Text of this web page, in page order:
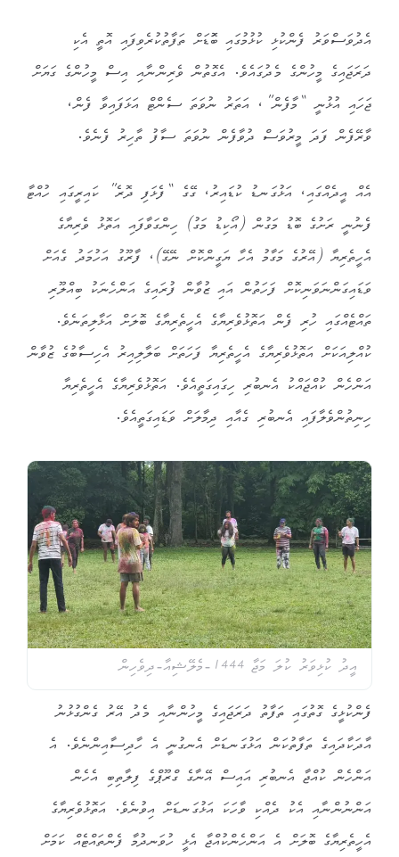
އެދުވަސްވަރު ފެންކުޅި ކުޅުމުގައި ބަޮޑަށް ތަފާތުކުރެވިފައި އޮތީ އެކި
ދަރަޖައިގެ މީހުންގެ މެދުގައެވެ. އެގޮތުން ވެރިންނާއި އިސް މީހުންގެ ގަޔަށް
ޖަހައި އުޅުނީ “މާފެން”، އަތަރު ނުވަތަ ސެންޓް އަޅަފައިވާ ފެން،
ވާރޭފެން ފަދަ މީރުވަސް ދުވާފެން ނުވަތަ ސާފު ތާހިރު ފެނެވެ.
އެއް އީދެއްގައި، އަޅުގަނޑު ކުޑައިރު، ގޭގެ “ފެޅަފި ދޮރެ” ކައިރީގައި ހުއްޓާ
ފެނުނީ ރަށުގެ ބޮޑު މަގުން (އޯކިޑު މަގު) ހިންގަވާފައި އަތޮޅު ވެރިޔާގެ
އެހީތެރިޔާ (އޭރުގެ މަގާމު އެހާ ޔަގީންކޮށް ނޭގޭ)، ފާރޫގު އަހުމަދު ގެއަށް
ވަޑައިގަންނަވަނިކޮށް ފަހަތުން އައި ޒުވާން ފުރައިގެ އަންހެނަކު ބިއްލޫރި
ތައްޓެއްގައި ހުރި ފެން އަތޮޅުވެރިޔާގެ އެހީތެރިޔާގެ ބޮލަށް އަޅާލިތަނެވެ.
ކުއްލިއަކަށް އަތޮޅުވެރިޔާގެ އެހީތެރިޔާ ފަހަތަށް ބަލާލިއިރު އެހިސާބުގެ ޒުވާން
އަންހެން ކުއްޖައްކު އެނބުރި ހިގައިގަތީއެވެ. އަތޮޅުވެރިޔާގެ އެހީތެރިޔާ
ހިނިތުންވެލާފައި އެނބުރި ގެއާއި ދިމާލަށް ވަޑައިގަތީއެވެ.
އީދު ކުޅިވަރު ކުލަ މަޖާ 1444-މެލޭޝިއާ-ދިވެހިން
ފެންކުޅީގެ ގޮތުގައި ތަފާތު ދަރަޖައިގެ މީހުންނާއި މެދު އޭރު ގެންގުޅުނު
އާދަކާދައިގެ ތަފާތުކަން އަޅުގަނޑަށް އެނގުނީ އެ ހާދިސާއިންނެވެ. އެ
އަންހެން ކުއްޖާ އެނބުރި އައިސް އޭނާގެ ގްރޫޕްގެ ފިލާތިބި އެހެން
އަންނުންނާއި އެކު ދެއްކި ވާހަކަ އަޅުގަނޑަށް އިވުނެވެ. އަތޮޅުވެރިޔާގެ
އެހީތެރިޔާގެ ބޮލަށް އެ އަންހެންކުއްޖާ އެޅީ ހުވަނދުމާ ފެންތައްޓެއް ކަމަށް